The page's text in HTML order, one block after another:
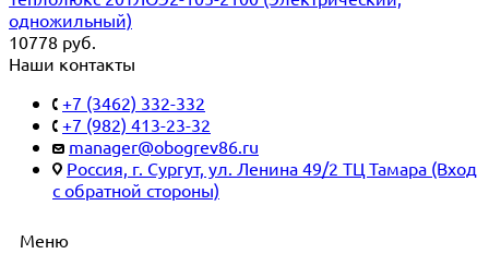
одножильный)
10778 руб.
Наши контакты
+7 (3462) 332-332
+7 (982) 413-23-32
manager@obogrev86.ru
Россия, г. Сургут, ул. Ленина 49/2 ТЦ Тамара (Вход
с обратной стороны)
Меню